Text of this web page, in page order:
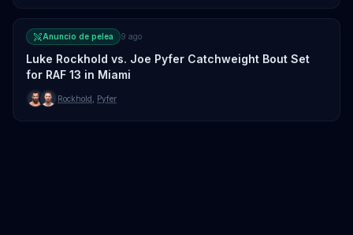
Anuncio de pelea 9 ago
Luke Rockhold vs. Joe Pyfer Catchweight Bout Set
for RAF 13 in Miami
Rockhold Pyfer